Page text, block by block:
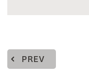
PREV